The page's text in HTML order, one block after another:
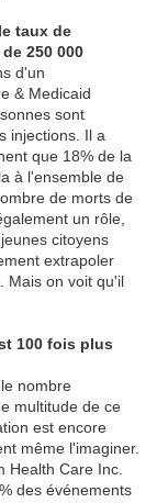
taux de
250 000
d'un
& Medicaid
sont
injections. Il a
que 18% de la
à l'ensemble de
de morts de
un rôle,
citoyens
extrapoler
Mais on voit qu'il
100 fois plus
nombre
multitude de ce
est encore
même l'imaginer.
Health Care Inc.
des événements